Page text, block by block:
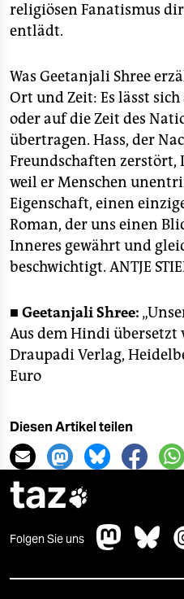
religiösen Fanatismus
entlädt.
Was Geetanjali Shree
Ort und Zeit: Es lässt
oder auf die Zeit des
übertragen. Hass, der
Freundschaften zerstört,
weil er Menschen
Eigenschaft, einen
Roman, der uns einen
Inneres gewährt und
beschwichtigt. ANTJE
■ Geetanjali Shree:
Aus dem Hindi übersetzt
Draupadi Verlag,
Euro
Diesen Artikel teilen
taz
Folgen Sie uns